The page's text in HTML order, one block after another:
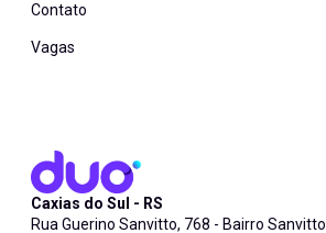
Caxias do Sul - RS
Rua Guerino Sanvitto, 768 - Bairro Sanvitto
Contato
Vagas